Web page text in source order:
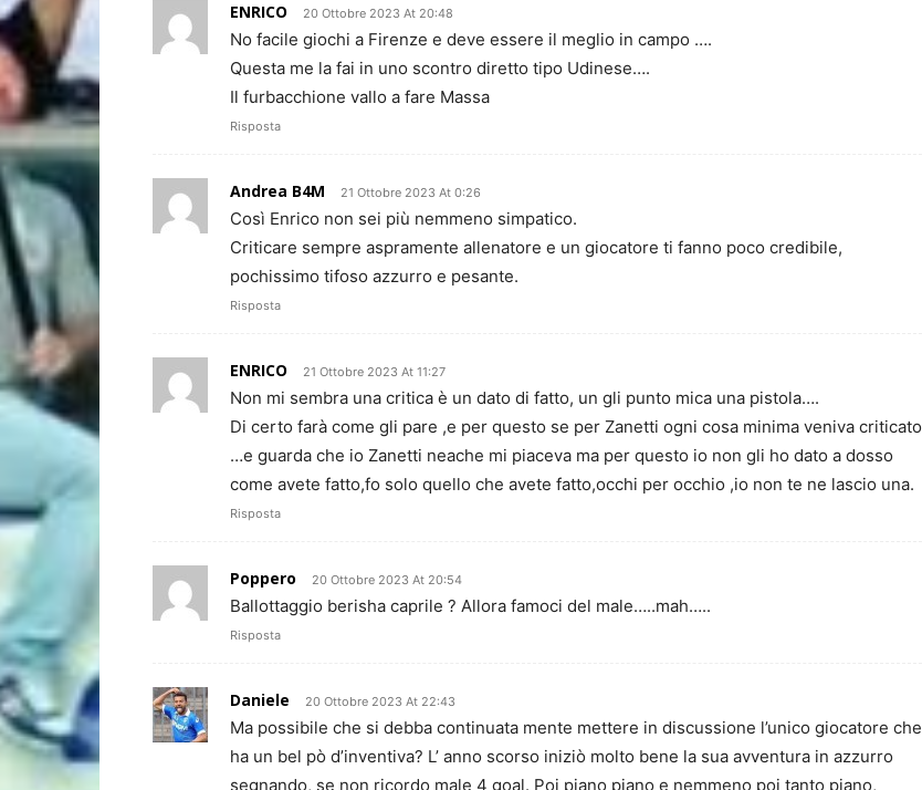
ENRICO 20 Ottobre 2023 At 20:48
No facile giochi a Firenze e deve essere il meglio in campo ….
Questa me la fai in uno scontro diretto tipo Udinese….
Il furbacchione vallo a fare Massa
Risposta
Andrea B4M 21 Ottobre 2023 At 0:26
Così Enrico non sei più nemmeno simpatico.
Criticare sempre aspramente allenatore e un giocatore ti fanno poco credibile,
pochissimo tifoso azzurro e pesante.
Risposta
ENRICO 21 Ottobre 2023 At 11:27
Non mi sembra una critica è un dato di fatto, un gli punto mica una pistola….
Di certo farà come gli pare ,e per questo se per Zanetti ogni cosa minima veniva criticato
…e guarda che io Zanetti neache mi piaceva ma per questo io non gli ho dato a dosso
come avete fatto,fo solo quello che avete fatto,occhi per occhio ,io non te ne lascio una.
Risposta
Poppero 20 Ottobre 2023 At 20:54
Ballottaggio berisha caprile ? Allora famoci del male…..mah…..
Risposta
Daniele 20 Ottobre 2023 At 22:43
Ma possibile che si debba continuata mente mettere in discussione l’unico giocatore che
ha un bel pò d’inventiva? L’ anno scorso iniziò molto bene la sua avventura in azzurro
segnando, se non ricordo male 4 goal. Poi piano piano e nemmeno poi tanto piano,